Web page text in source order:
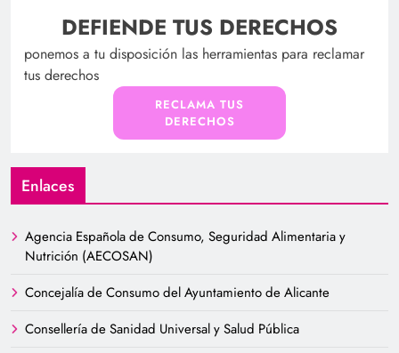
DEFIENDE TUS DERECHOS
ponemos a tu disposición las herramientas para reclamar
tus derechos
RECLAMA TUS
DERECHOS
Enlaces
Agencia Española de Consumo, Seguridad Alimentaria y
Nutrición (AECOSAN)
Concejalía de Consumo del Ayuntamiento de Alicante
Consellería de Sanidad Universal y Salud Pública